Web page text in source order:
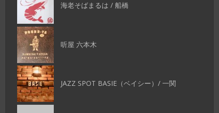
海老そばまるは / 船橋
听屋 六本木
JAZZ SPOT BASIE（ベイシー）/ 一関